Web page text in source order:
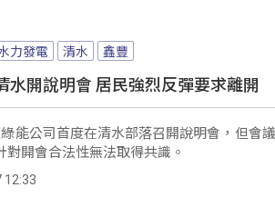
力發電 清水 鑫豐
水開說明會 居民強烈反彈要求離開
能公司首度在清水部落召開說明會，但會
對開會合法性無法取得共識。
12:33